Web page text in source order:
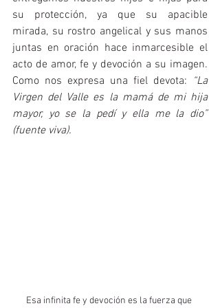
su protección, ya que su apacible
mirada, su rostro angelical y sus manos
juntas en oración hace inmarcesible el
acto de amor, fe y devoción a su imagen.
Como nos expresa una fiel devota: “La
Virgen del Valle es la mamá de mi hija
mayor, yo se la pedí y ella me la dio”
(fuente viva).
Esa infinita fe y devoción es la fuerza que